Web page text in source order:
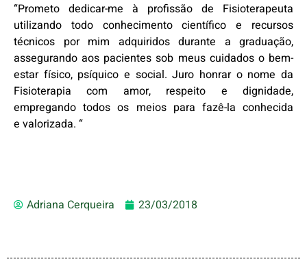
“Prometo dedicar-me à profissão de Fisioterapeuta
utilizando todo conhecimento científico e recursos
técnicos por mim adquiridos durante a graduação,
assegurando aos pacientes sob meus cuidados o bem-
estar físico, psíquico e social. Juro honrar o nome da
Fisioterapia com amor, respeito e dignidade,
empregando todos os meios para fazê-la conhecida
e valorizada. “
Adriana Cerqueira 23/03/2018